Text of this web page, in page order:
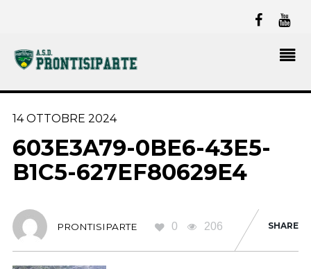
14 OTTOBRE 2024
603E3A79-0BE6-43E5-
B1C5-627EF80629E4
PRONTISIPARTE 0 206 SHARE